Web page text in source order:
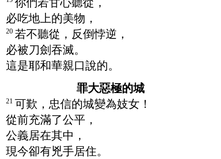
必吃地上的美物，
20 若不聽從，反倒悖逆，
必被刀劍吞滅。
這是耶和華親口說的。
罪大惡極的城
21 可歎，忠信的城變為妓女！
從前充滿了公平，
公義居在其中，
現今卻有兇手居住。